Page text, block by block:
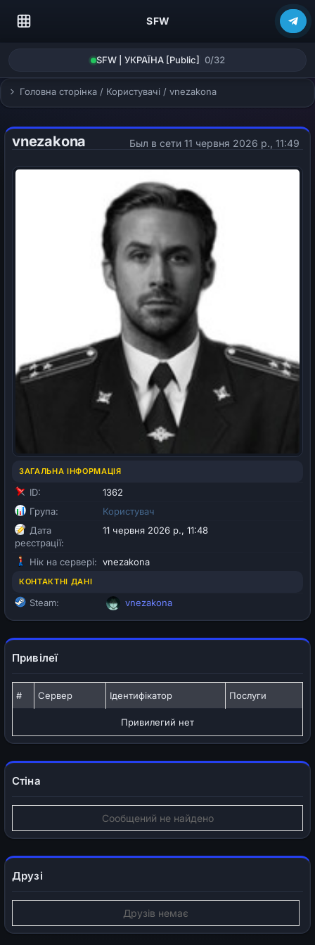
SFW
SFW | УКРАЇНА [Public] 0/32
Головна сторінка / Користувачі / vnezakona
vnezakona Был в сети 11 червня 2026 р., 11:49
ЗАГАЛЬНА ІНФОРМАЦІЯ
ID:
1362
Група:
Користувач
Дата
реєстрації:
11 червня 2026 р., 11:48
Нік на сервері: vnezakona
КОНТАКТНІ ДАНІ
Steam: vnezakona
Привілеї
# Сервер Ідентифікатор Послуги
Привилегий нет
Стіна
Сообщений не найдено
Друзі
Друзів немає